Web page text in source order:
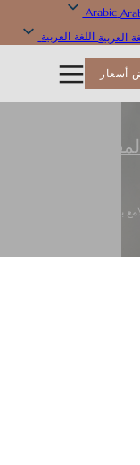
Arabic
اللغة العربية
أسعار
للصدأ
بالجملة